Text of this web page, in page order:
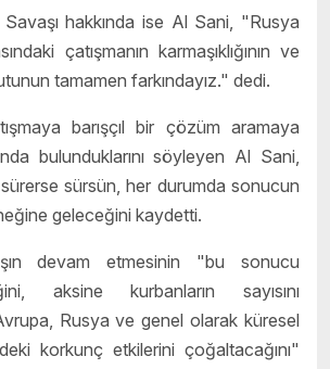
hakkında ise Al Sani, "Rusya
çatışmanın karmaşıklığının ve
tamamen farkındayız." dedi.
barışçıl bir çözüm aramaya
bulunduklarını söyleyen Al Sani,
sürsün, her durumda sonucun
geleceğini kaydetti.
devam etmesinin "bu sonucu
aksine kurbanların sayısını
Rusya ve genel olarak küresel
korkunç etkilerini çoğaltacağını"